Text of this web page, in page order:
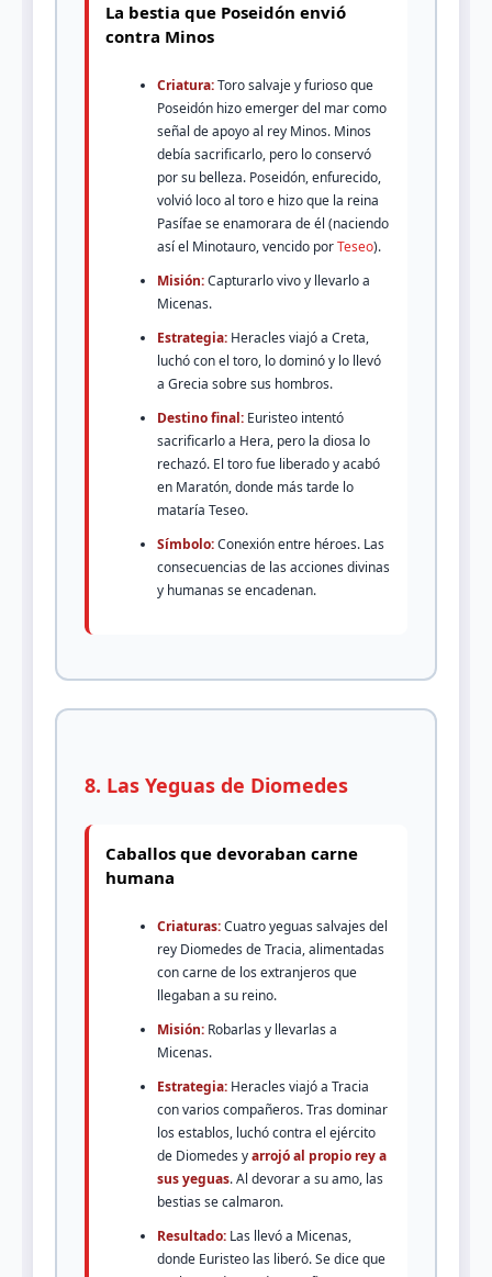
La bestia que Poseidón envió
contra Minos
Criatura:Toro salvaje y furioso que
Poseidón hizo emerger del mar como
señal de apoyo al rey Minos. Minos
debía sacrificarlo, pero lo conservó
por su belleza. Poseidón, enfurecido,
volvió loco al toro e hizo que la reina
Pasífae se enamorara de él (naciendo
así el Minotauro, vencido porTeseo).
Misión:Capturarlo vivo y llevarlo a
Micenas.
Estrategia: Heracles viajó a Creta,
luchó con el toro, lo dominó y lo llevó
a Grecia sobre sus hombros.
Destino final: Euristeo intentó
sacrificarlo a Hera, pero la diosa lo
rechazó. El toro fue liberado y acabó
en Maratón, donde más tarde lo
mataría Teseo.
Símbolo:Conexión entre héroes. Las
consecuencias de las acciones divinas
y humanas se encadenan.
8. Las Yeguas de Diomedes
Caballos que devoraban carne
humana
Criaturas:Cuatro yeguas salvajes del
rey Diomedes de Tracia, alimentadas
con carne de los extranjeros que
llegaban a su reino.
Misión: Robarlas y llevarlas a
Micenas.
Estrategia: Heracles viajó a Tracia
con varios compañeros. Tras dominar
los establos, luchó contra el ejército
de Diomedes yarrojó al propio rey a
sus yeguas. Al devorar a su amo, las
bestias se calmaron.
Resultado: Las llevó a Micenas,
donde Euristeo las liberó. Se dice que